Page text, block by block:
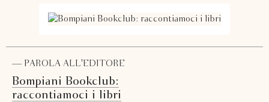
— PAROLA ALL'EDITORE
Bompiani Bookclub:
raccontiamoci i libri